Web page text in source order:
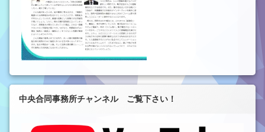
中央合同事務所チャンネル ご覧下さい！